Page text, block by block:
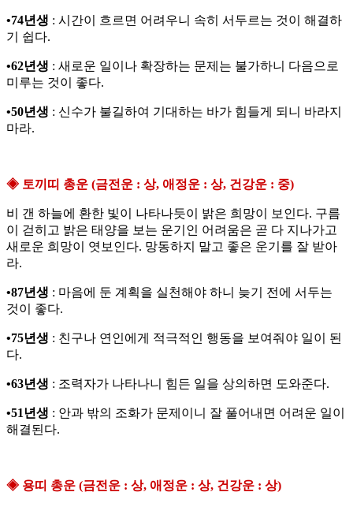
•74년생 : 시간이 흐르면 어려우니 속히 서두르는 것이 해결하
기 쉽다.
•62년생 : 새로운 일이나 확장하는 문제는 불가하니 다음으로
미루는 것이 좋다.
•50년생 : 신수가 불길하여 기대하는 바가 힘들게 되니 바라지
마라.
◈ 토끼띠 총운 (금전운 : 상, 애정운 : 상, 건강운 : 중)
비 갠 하늘에 환한 빛이 나타나듯이 밝은 희망이 보인다. 구름
이 걷히고 밝은 태양을 보는 운기인 어려움은 곧 다 지나가고
새로운 희망이 엿보인다. 망동하지 말고 좋은 운기를 잘 받아
라.
•87년생 : 마음에 둔 계획을 실천해야 하니 늦기 전에 서두는
것이 좋다.
•75년생 : 친구나 연인에게 적극적인 행동을 보여줘야 일이 된
다.
•63년생 : 조력자가 나타나니 힘든 일을 상의하면 도와준다.
•51년생 : 안과 밖의 조화가 문제이니 잘 풀어내면 어려운 일이
해결된다.
◈ 용띠 총운 (금전운 : 상, 애정운 : 상, 건강운 : 상)